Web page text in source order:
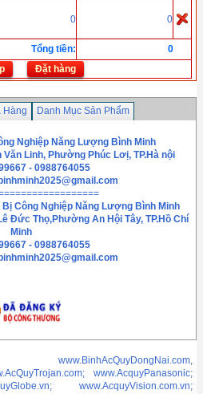
0 0
Tổng tiền:
0
Đặt hàng
Hàng
Danh Mục Sản Phẩm
Nghiệp Năng Lượng Bình Minh
Linh, Phường Phúc Lơị, TP.Hà nội
- 0988764055
Bị Công Nghiệp Năng Lượng Bình Minh
Đức Thọ,Phường An Hội Tây, TP.Hồ Chí
Minh
- 0988764055
www.AcquyPanasonic;
www.AcquyVision.com.vn;